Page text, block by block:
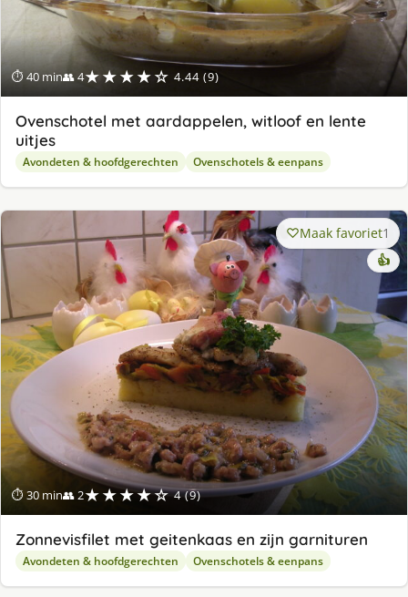
⏱ 40 min👥 4★★★★☆ 4.44 (9)
Ovenschotel met aardappelen, witloof en lente
uitjes
Avondeten & hoofdgerechten Ovenschotels & eenpans
⏱ 30 min👥 2★★★★☆ 4 (9)
Maak favoriet1
👍
Zonnevisfilet met geitenkaas en zijn garnituren
Avondeten & hoofdgerechten Ovenschotels & eenpans